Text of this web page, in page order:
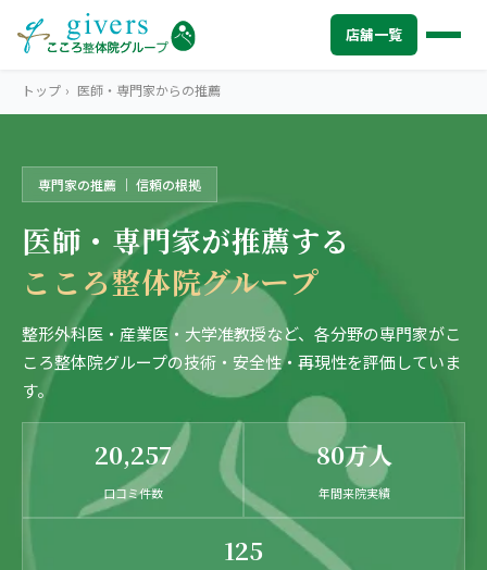
店舗一覧
HOME トップ
SYMPTOMS 症状から探す
腰痛
肩こり・首こり
頭痛
四十肩・五十肩
膝痛・関節痛
MENU メニューから探す
STORE 店舗一覧
AREA エリアから探す
北海道
札幌エリア（13院）
東北
ABOUT US 私たちについて
こころ整体院グループについて
ご予約はこちら
トップ › 医師・専門家からの推薦
専門家の推薦 ｜ 信頼の根拠
医師・専門家が推薦する
こころ整体院グループ
整形外科医・産業医・大学准教授など、各分野の専門家がこ
ころ整体院グループの技術・安全性・再現性を評価していま
す。
20,257
口コミ件数
80万人
年間来院実績
125